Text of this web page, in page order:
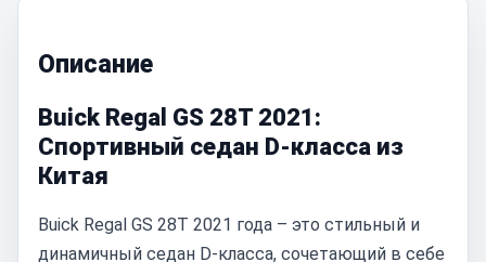
Описание
Buick Regal GS 28T 2021:
Спортивный седан D-класса из
Китая
Buick Regal GS 28T 2021 года – это стильный и
динамичный седан D-класса, сочетающий в себе